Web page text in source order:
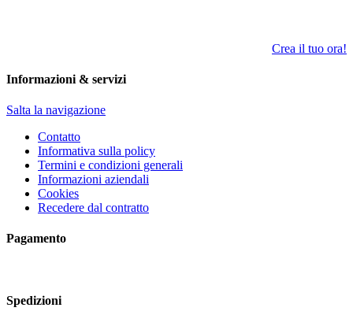
Crea il tuo ora!
Informazioni & servizi
Salta la navigazione
Contatto
Informativa sulla policy
Termini e condizioni generali
Informazioni aziendali
Cookies
Recedere dal contratto
Pagamento
Spedizioni